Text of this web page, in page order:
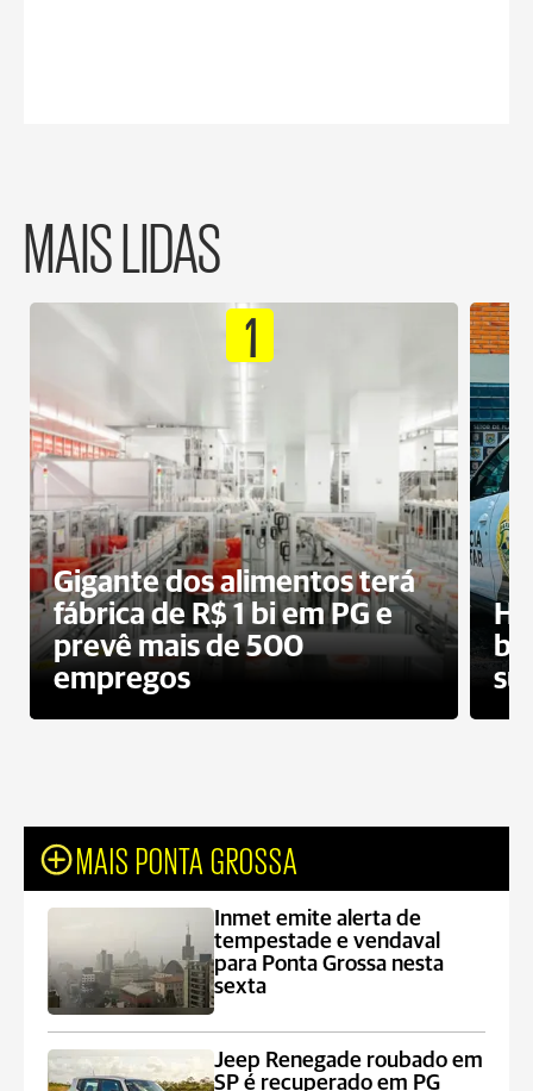
MAIS LIDAS
1
Gigante dos alimentos terá
fábrica de R$ 1 bi em PG e
prevê mais de 500
empregos
MAIS PONTA GROSSA
Inmet emite alerta de
tempestade e vendaval
para Ponta Grossa nesta
sexta
Jeep Renegade roubado em
SP é recuperado em PG